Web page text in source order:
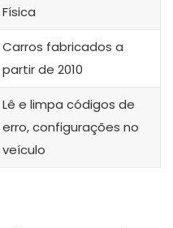
Física
Carros fabricados a
partir de 2010
Lê e limpa códigos de
erro, configurações no
veículo